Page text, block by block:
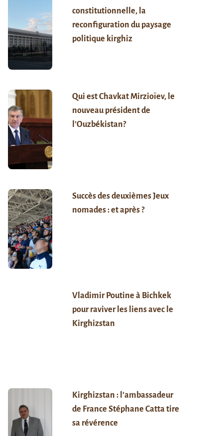
constitutionnelle, la
reconfiguration du paysage
politique kirghiz
Qui est Chavkat Mirzioïev, le
nouveau président de
l’Ouzbékistan?
Succès des deuxièmes Jeux
nomades : et après ?
Vladimir Poutine à Bichkek
pour raviver les liens avec le
Kirghizstan
Kirghizstan : l’ambassadeur
de France Stéphane Catta tire
sa révérence